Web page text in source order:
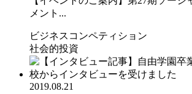
メント...
ビジネスコンペティション
社会的投資
2019.08.21